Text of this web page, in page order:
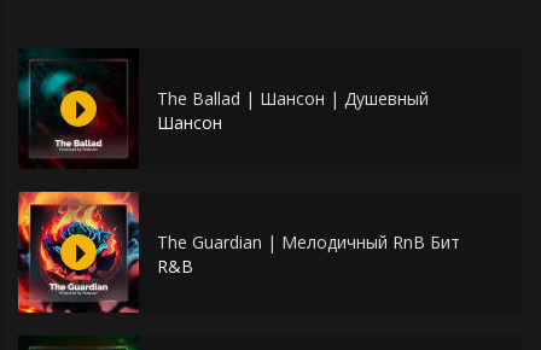
The Ballad | Шансон | Душевный
Шансон
The Guardian | Мелодичный RnB Бит
R&B